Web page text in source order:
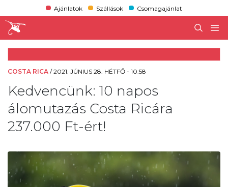
Ajánlatok Szállások Csomagajánlat
COSTA RICA /2021. JÚNIUS 28. HÉTFŐ - 10:58
Kedvencünk: 10 napos
álomutazás Costa Ricára
237.000 Ft-ért!